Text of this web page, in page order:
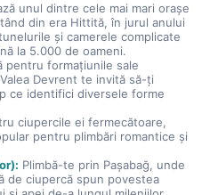
unul dintre cele mai mari orașe
din era Hittită, în jurul anului
și camerele complicate
la 5.000 de oameni.
pentru formațiunile sale
Devrent te invită să-ți
ce identifici diversele forme
ciupercile ei fermecătoare,
pentru plimbări romantice și
Plimbă-te prin Paşabağ, unde
de ciupercă spun povestea